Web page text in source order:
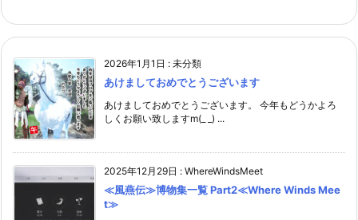
2026年1月1日 : 未分類
あけましておめでとうございます
あけましておめでとうございます。 今年もどうかよろ
しくお願い致しますm(_ _) ...
2025年12月29日 : WhereWindsMeet
≪風燕伝≫博物集一覧 Part2≪Where Winds Mee
t≫